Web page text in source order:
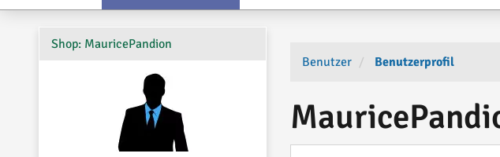
Benutzer Benutzerprofil
Shop: MauricePandion